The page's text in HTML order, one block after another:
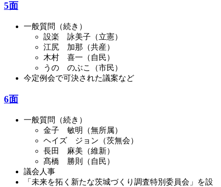
5面
一般質問（続き）
設楽 詠美子（立憲）
江尻 加那（共産）
木村 喜一（自民）
うの のぶこ（市民）
今定例会で可決された議案など
6面
一般質問（続き）
金子 敏明（無所属）
ヘイズ ジョン（茨無会）
長田 麻美（維新）
髙橋 勝則（自民）
議会人事
「未来を拓く新たな茨城づくり調査特別委員会」を設